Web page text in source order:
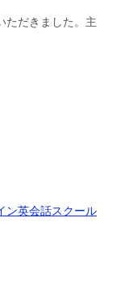
ただきました。主
ン英会話スクール